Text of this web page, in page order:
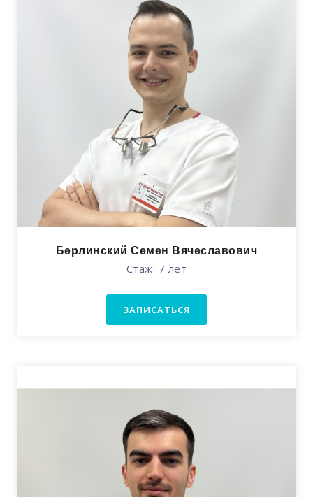
Берлинский Семен Вячеславович
Стаж: 7 лет
ЗАПИСАТЬСЯ